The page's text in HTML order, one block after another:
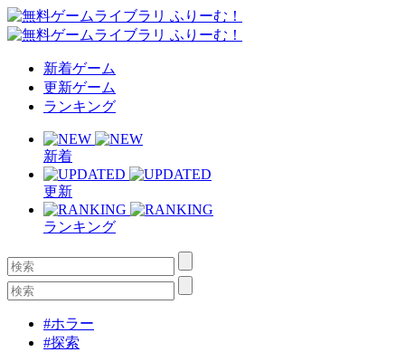
新着ゲーム
更新ゲーム
ランキング
新着
更新
ランキング
#ホラー
#探索